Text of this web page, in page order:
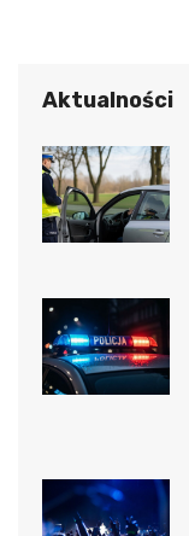
Aktualności